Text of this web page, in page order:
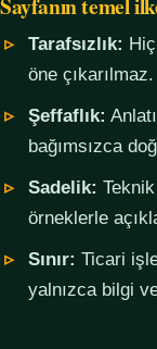
Tarafsızlık:
öne çıkarılmaz.
Şeffaflık:
bağımsızca
Sadelik:
örneklerle
Sınır: Ticari
yalnızca bilgi